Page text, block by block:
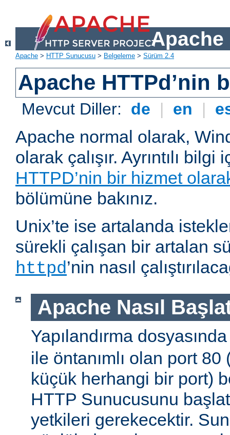
Apache
Apache > HTTP Sunucusu > Belgeleme > Sürüm 2.4
Apache HTTPd’nin
Mevcut Diller: de | en |
Apache normal olarak,
olarak çalışır. Ayrıntılı bilgi
HTTPD’nin bir hizmet olarak
bölümüne bakınız.
Unix’te ise artalanda
sürekli çalışan bir artalan
httpd’nin nasıl
Apache Nasıl
Yapılandırma
ile öntanımlı olan port 80
küçük herhangi bir port)
HTTP Sunucusunu
yetkileri gerekecektir.